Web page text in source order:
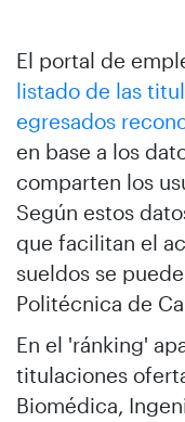
El portal de
listado de las
egresados
en base a los
comparten los
Según estos
que facilitan el
sueldos se
Politécnica de
En el 'ránking'
titulaciones
Biomédica,